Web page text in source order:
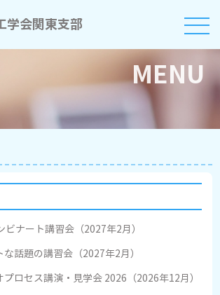
学会関東支部
MENU
ビナート講習会（2027年2月）
話題の講習会（2027年2月）
ロセス講演・見学会 2026（2026年12月）